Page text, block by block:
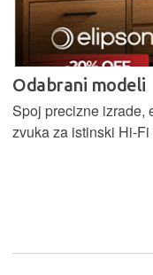
Odabrani modeli
Spoj precizne izrade,
zvuka za istinski Hi-